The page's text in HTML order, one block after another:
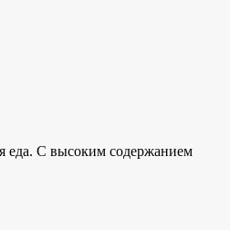
еда. С высоким содержанием